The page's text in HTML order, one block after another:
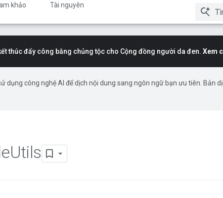
khảo
Tài nguyên
thúc đẩy công bằng chủng tộc cho Cộng đồng người da đen. Xem
dụng công nghệ AI để dịch nội dung sang ngôn ngữ bạn ưu tiên. Bản
Utils